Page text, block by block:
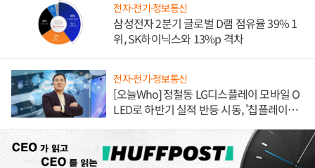
전자·전기·정보통신
삼성전자 2분기 글로벌 D램 점유율 39% 1
위, SK하이닉스와 13%p 격차
전자·전기·정보통신
[오늘Who] 정철동 LG디스플레이 모바일 O
LED로 하반기 실적 반등 시동, '칩플레이